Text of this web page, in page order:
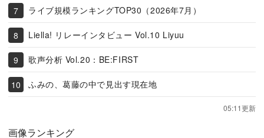
ライブ規模ランキングTOP30（2026年7月）
Liella! リレーインタビュー Vol.10 Liyuu
歌声分析 Vol.20：BE:FIRST
ふみの、葛藤の中で見出す現在地
05:11更新
画像ランキング